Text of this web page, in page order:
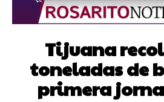
Tijuana
toneladas de
primera